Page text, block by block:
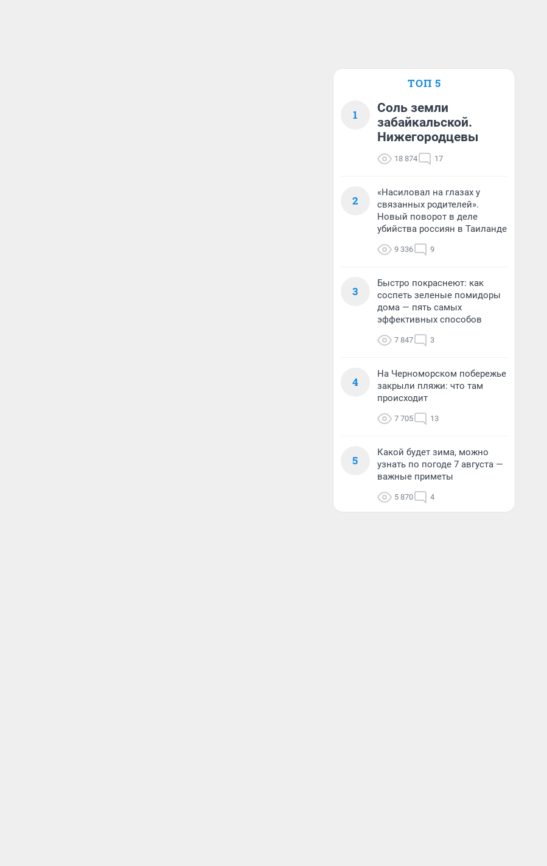
ТОП 5
1
Соль земли
забайкальской.
Нижегородцевы
18 874 17
2
«Насиловал на глазах у
связанных родителей».
Новый поворот в деле
убийства россиян в Таиланде
9 336 9
3
Быстро покраснеют: как
соспеть зеленые помидоры
дома — пять самых
эффективных способов
7 847 3
4
На Черноморском побережье
закрыли пляжи: что там
происходит
7 705 13
5
Какой будет зима, можно
узнать по погоде 7 августа —
важные приметы
5 870 4